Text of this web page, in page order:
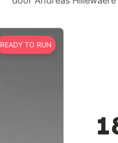
READY TO RUN